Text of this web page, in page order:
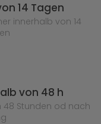
14 Tagen
innerhalb von 14
von 48 h
48 Stunden od nach